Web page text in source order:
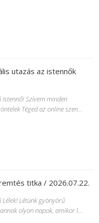
utazás az istennők
Szívem minden
Téged az online szen...
titka / 2026.07.22.
Létünk gyönyörű
olyan napok, amikor l...